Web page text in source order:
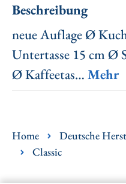
Beschreibung
neue Auflage Ø
Untertasse 15 cm Ø
Ø Kaffeetas… Mehr
Home Deutsche
Classic